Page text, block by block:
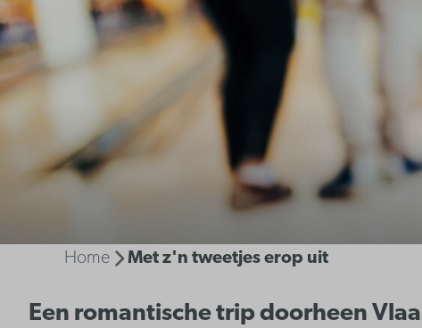
Home Met z'n tweetjes erop uit
Een romantische trip doorheen